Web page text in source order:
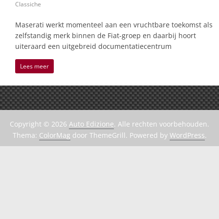
Classiche
Maserati werkt momenteel aan een vruchtbare toekomst als
zelfstandig merk binnen de Fiat-groep en daarbij hoort
uiteraard een uitgebreid documentatiecentrum
Lees meer
Copyright © 2026 Auto Edizione. Alle rechten voorbehouden.
Thema: ColorMag door ThemeGrill. Powered by WordPress.